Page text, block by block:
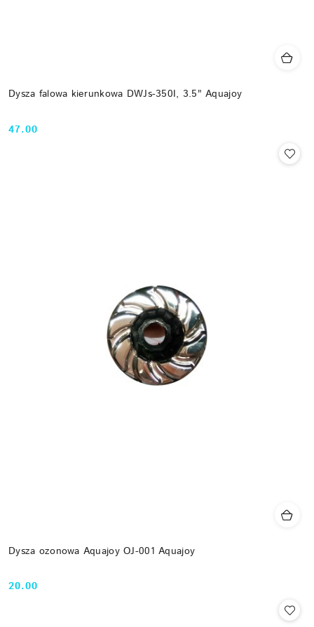
Dysza falowa kierunkowa DWJs-350I, 3.5" Aquajoy
Cena:
47.00
Dysza ozonowa Aquajoy OJ-001 Aquajoy
Cena:
20.00